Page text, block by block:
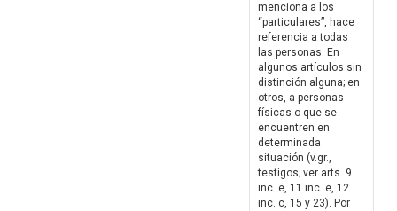
menciona a los
“particulares”, hace
referencia a todas
las personas. En
algunos artículos sin
distinción alguna; en
otros, a personas
físicas o que se
encuentren en
determinada
situación (v.gr.,
testigos; ver arts. 9
inc. e, 11 inc. e, 12
inc. c, 15 y 23). Por